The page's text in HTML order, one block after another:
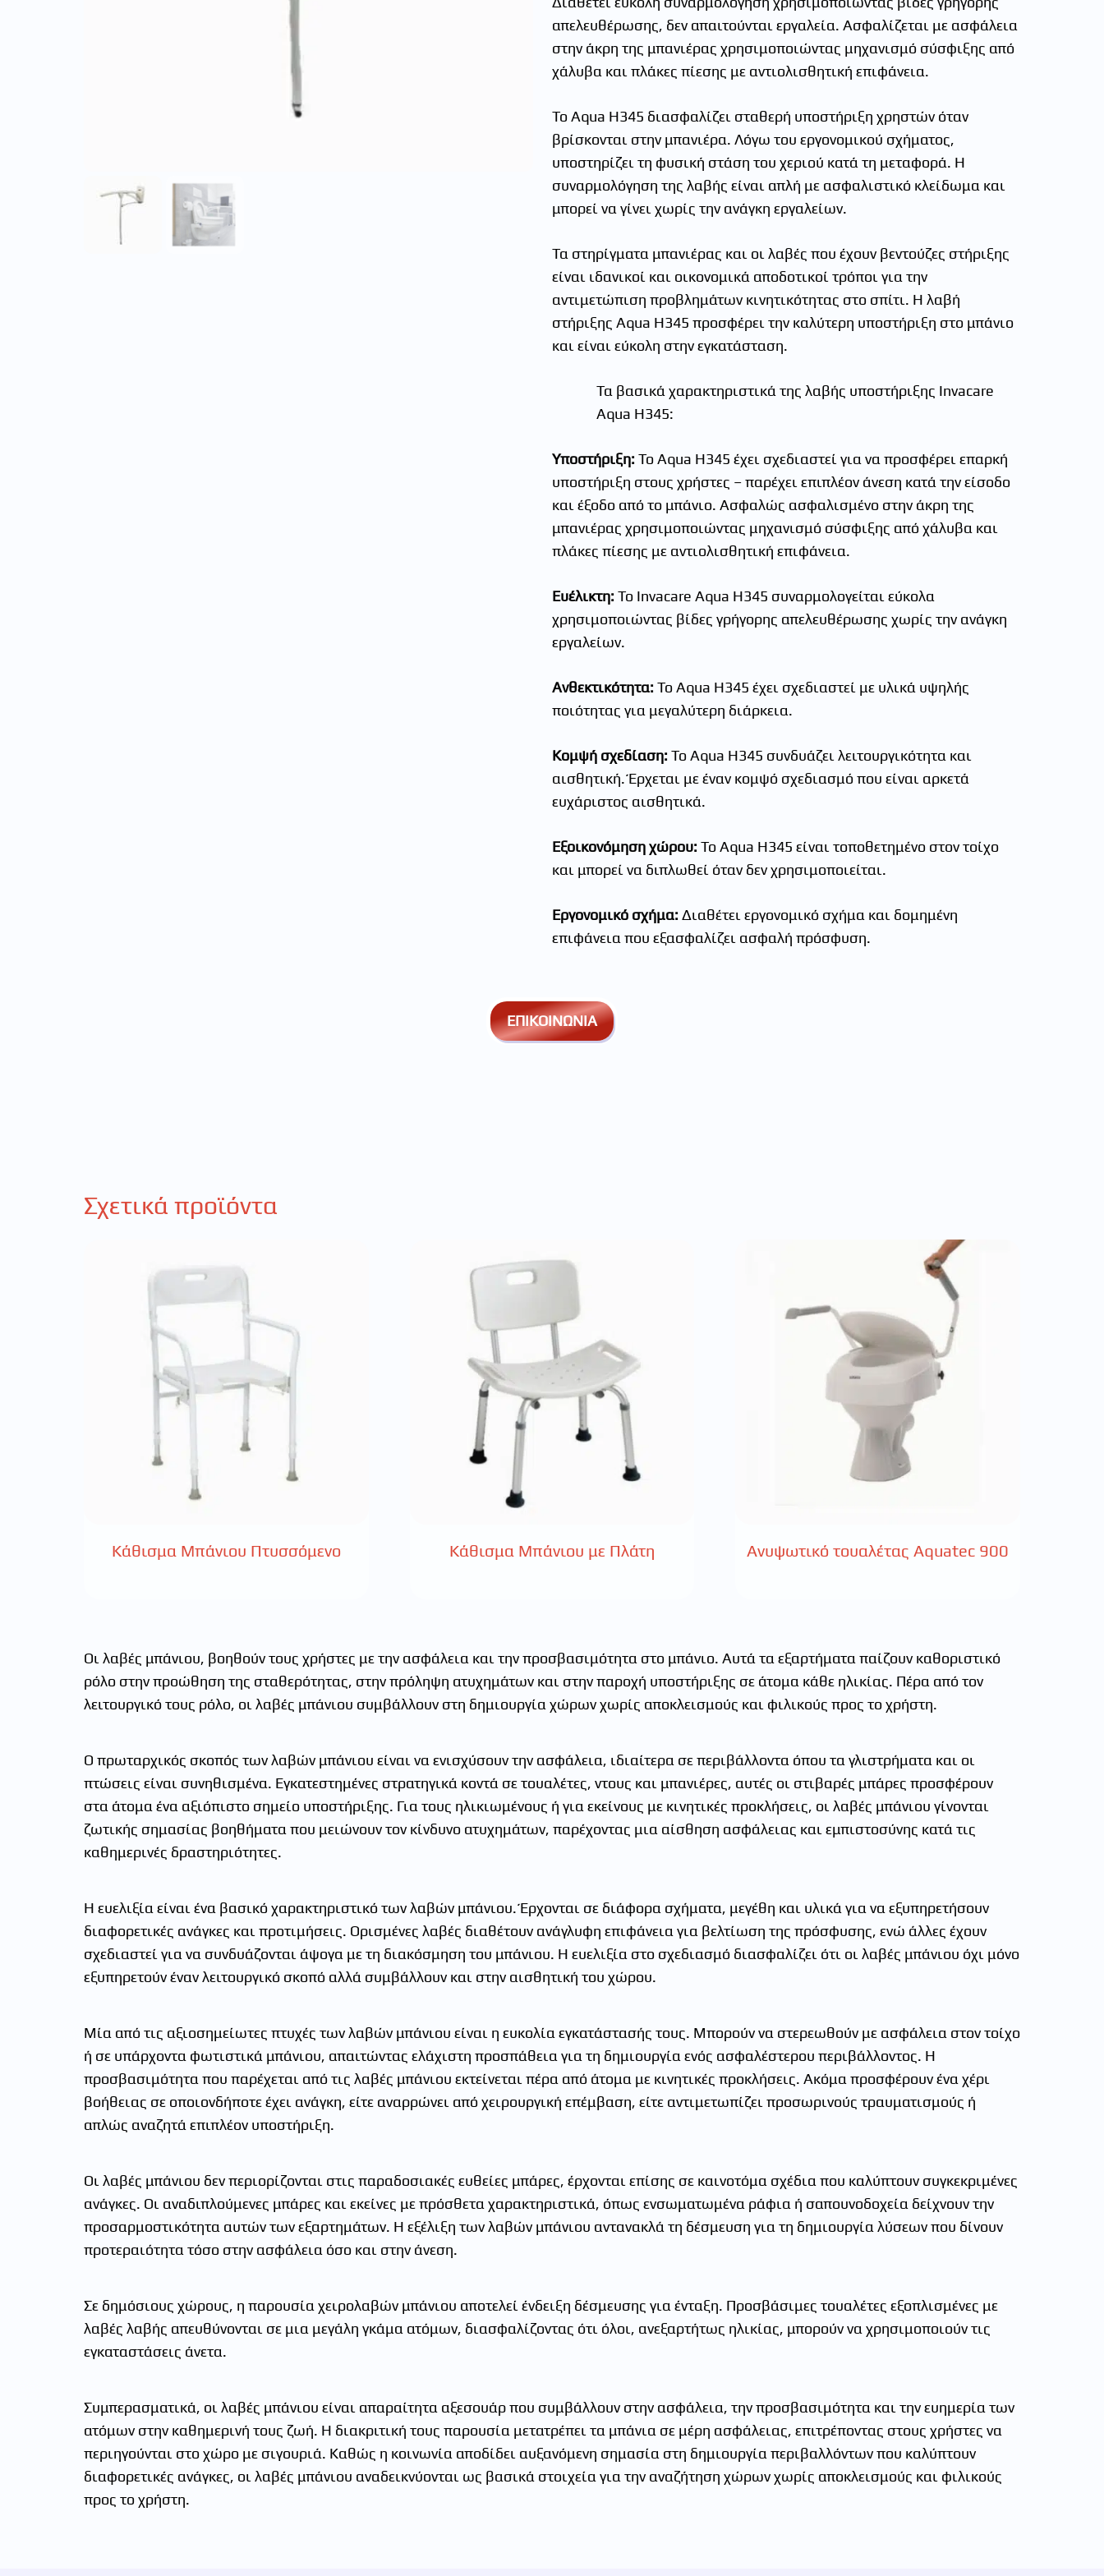
απελευθέρωσης, δεν απαιτούνται εργαλεία. Ασφαλίζεται με ασφάλεια
στην άκρη της μπανιέρας χρησιμοποιώντας μηχανισμό σύσφιξης από
χάλυβα και πλάκες πίεσης με αντιολισθητική επιφάνεια.
Το Aqua H345 διασφαλίζει σταθερή υποστήριξη χρηστών όταν
βρίσκονται στην μπανιέρα. Λόγω του εργονομικού σχήματος,
υποστηρίζει τη φυσική στάση του χεριού κατά τη μεταφορά. Η
συναρμολόγηση της λαβής είναι απλή με ασφαλιστικό κλείδωμα και
μπορεί να γίνει χωρίς την ανάγκη εργαλείων.
Τα στηρίγματα μπανιέρας και οι λαβές που έχουν βεντούζες στήριξης
είναι ιδανικοί και οικονομικά αποδοτικοί τρόποι για την
αντιμετώπιση προβλημάτων κινητικότητας στο σπίτι. Η λαβή
στήριξης Aqua H345 προσφέρει την καλύτερη υποστήριξη στο μπάνιο
και είναι εύκολη στην εγκατάσταση.
Τα βασικά χαρακτηριστικά της λαβής υποστήριξης Invacare
Aqua H345:
Υποστήριξη:Το Aqua H345 έχει σχεδιαστεί για να προσφέρει επαρκή
υποστήριξη στους χρήστες – παρέχει επιπλέον άνεση κατά την είσοδο
και έξοδο από το μπάνιο. Ασφαλώς ασφαλισμένο στην άκρη της
μπανιέρας χρησιμοποιώντας μηχανισμό σύσφιξης από χάλυβα και
πλάκες πίεσης με αντιολισθητική επιφάνεια.
Ευέλικτη:Το Invacare Aqua H345 συναρμολογείται εύκολα
χρησιμοποιώντας βίδες γρήγορης απελευθέρωσης χωρίς την ανάγκη
εργαλείων.
Ανθεκτικότητα:Το Aqua H345 έχει σχεδιαστεί με υλικά υψηλής
ποιότητας για μεγαλύτερη διάρκεια.
Κομψή σχεδίαση:Το Aqua H345 συνδυάζει λειτουργικότητα και
αισθητική. Έρχεται με έναν κομψό σχεδιασμό που είναι αρκετά
ευχάριστος αισθητικά.
Εξοικονόμηση χώρου:Το Aqua H345 είναι τοποθετημένο στον τοίχο
και μπορεί να διπλωθεί όταν δεν χρησιμοποιείται.
Εργονομικό σχήμα:Διαθέτει εργονομικό σχήμα και δομημένη
επιφάνεια που εξασφαλίζει ασφαλή πρόσφυση.
ΕΠΙΚΟΙΝΩΝΙΑ
Σχετικά προϊόντα
Κάθισμα Μπάνιου Πτυσσόμενο Κάθισμα Μπάνιου με Πλάτη Ανυψωτικό τουαλέτας Aquatec 900
Οι λαβές μπάνιου, βοηθούν τους χρήστες με την ασφάλεια και την προσβασιμότητα στο μπάνιο. Αυτά τα εξαρτήματα παίζουν καθοριστικό
ρόλο στην προώθηση της σταθερότητας, στην πρόληψη ατυχημάτων και στην παροχή υποστήριξης σε άτομα κάθε ηλικίας. Πέρα από τον
λειτουργικό τους ρόλο, οι λαβές μπάνιου συμβάλλουν στη δημιουργία χώρων χωρίς αποκλεισμούς και φιλικούς προς το χρήστη.
Ο πρωταρχικός σκοπός των λαβών μπάνιου είναι να ενισχύσουν την ασφάλεια, ιδιαίτερα σε περιβάλλοντα όπου τα γλιστρήματα και οι
πτώσεις είναι συνηθισμένα. Εγκατεστημένες στρατηγικά κοντά σε τουαλέτες, ντους και μπανιέρες, αυτές οι στιβαρές μπάρες προσφέρουν
στα άτομα ένα αξιόπιστο σημείο υποστήριξης. Για τους ηλικιωμένους ή για εκείνους με κινητικές προκλήσεις, οι λαβές μπάνιου γίνονται
ζωτικής σημασίας βοηθήματα που μειώνουν τον κίνδυνο ατυχημάτων, παρέχοντας μια αίσθηση ασφάλειας και εμπιστοσύνης κατά τις
καθημερινές δραστηριότητες.
Η ευελιξία είναι ένα βασικό χαρακτηριστικό των λαβών μπάνιου. Έρχονται σε διάφορα σχήματα, μεγέθη και υλικά για να εξυπηρετήσουν
διαφορετικές ανάγκες και προτιμήσεις. Ορισμένες λαβές διαθέτουν ανάγλυφη επιφάνεια για βελτίωση της πρόσφυσης, ενώ άλλες έχουν
σχεδιαστεί για να συνδυάζονται άψογα με τη διακόσμηση του μπάνιου. Η ευελιξία στο σχεδιασμό διασφαλίζει ότι οι λαβές μπάνιου όχι μόνο
εξυπηρετούν έναν λειτουργικό σκοπό αλλά συμβάλλουν και στην αισθητική του χώρου.
Μία από τις αξιοσημείωτες πτυχές των λαβών μπάνιου είναι η ευκολία εγκατάστασής τους. Μπορούν να στερεωθούν με ασφάλεια στον τοίχο
ή σε υπάρχοντα φωτιστικά μπάνιου, απαιτώντας ελάχιστη προσπάθεια για τη δημιουργία ενός ασφαλέστερου περιβάλλοντος. Η
προσβασιμότητα που παρέχεται από τις λαβές μπάνιου εκτείνεται πέρα από άτομα με κινητικές προκλήσεις. Ακόμα προσφέρουν ένα χέρι
βοήθειας σε οποιονδήποτε έχει ανάγκη, είτε αναρρώνει από χειρουργική επέμβαση, είτε αντιμετωπίζει προσωρινούς τραυματισμούς ή
απλώς αναζητά επιπλέον υποστήριξη.
Οι λαβές μπάνιου δεν περιορίζονται στις παραδοσιακές ευθείες μπάρες, έρχονται επίσης σε καινοτόμα σχέδια που καλύπτουν συγκεκριμένες
ανάγκες. Οι αναδιπλούμενες μπάρες και εκείνες με πρόσθετα χαρακτηριστικά, όπως ενσωματωμένα ράφια ή σαπουνοδοχεία δείχνουν την
προσαρμοστικότητα αυτών των εξαρτημάτων. Η εξέλιξη των λαβών μπάνιου αντανακλά τη δέσμευση για τη δημιουργία λύσεων που δίνουν
προτεραιότητα τόσο στην ασφάλεια όσο και στην άνεση.
Σε δημόσιους χώρους, η παρουσία χειρολαβών μπάνιου αποτελεί ένδειξη δέσμευσης για ένταξη. Προσβάσιμες τουαλέτες εξοπλισμένες με
λαβές λαβής απευθύνονται σε μια μεγάλη γκάμα ατόμων, διασφαλίζοντας ότι όλοι, ανεξαρτήτως ηλικίας, μπορούν να χρησιμοποιούν τις
εγκαταστάσεις άνετα.
Συμπερασματικά, οι λαβές μπάνιου είναι απαραίτητα αξεσουάρ που συμβάλλουν στην ασφάλεια, την προσβασιμότητα και την ευημερία των
ατόμων στην καθημερινή τους ζωή. Η διακριτική τους παρουσία μετατρέπει τα μπάνια σε μέρη ασφάλειας, επιτρέποντας στους χρήστες να
περιηγούνται στο χώρο με σιγουριά. Καθώς η κοινωνία αποδίδει αυξανόμενη σημασία στη δημιουργία περιβαλλόντων που καλύπτουν
διαφορετικές ανάγκες, οι λαβές μπάνιου αναδεικνύονται ως βασικά στοιχεία για την αναζήτηση χώρων χωρίς αποκλεισμούς και φιλικούς
προς το χρήστη.